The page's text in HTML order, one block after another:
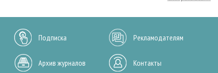
Подписка Рекламодателям
Архив журналов Контакты